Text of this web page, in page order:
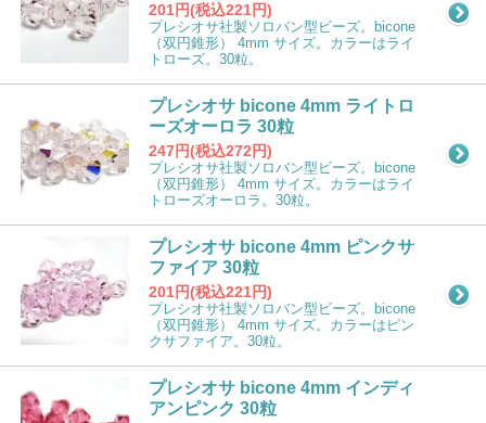
201円(税込221円)
プレシオサ社製ソロバン型ビーズ。bicone
（双円錐形） 4mm サイズ。カラーはライ
トローズ。30粒。
プレシオサ bicone 4mm ライトロ
ーズオーロラ 30粒
247円(税込272円)
プレシオサ社製ソロバン型ビーズ。bicone
（双円錐形） 4mm サイズ。カラーはライ
トローズオーロラ。30粒。
プレシオサ bicone 4mm ピンクサ
ファイア 30粒
201円(税込221円)
プレシオサ社製ソロバン型ビーズ。bicone
（双円錐形） 4mm サイズ。カラーはピン
クサファイア。30粒。
プレシオサ bicone 4mm インディ
アンピンク 30粒